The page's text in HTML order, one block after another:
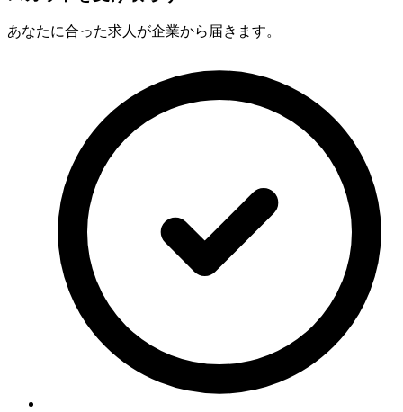
あなたに合った求人が企業から届きます。